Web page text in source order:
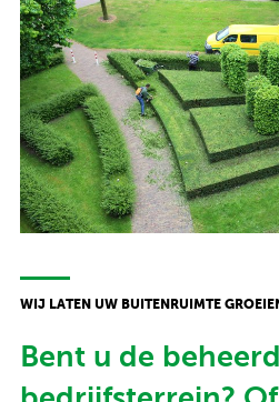
WIJ LATEN UW BUITENRUIMTE
Bent u de